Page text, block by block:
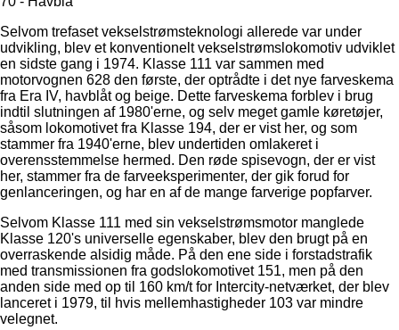
Selvom trefaset vekselstrømsteknologi allerede var under
udvikling, blev et konventionelt vekselstrømslokomotiv udviklet
en sidste gang i 1974. Klasse 111 var sammen med
motorvognen 628 den første, der optrådte i det nye farveskema
fra Era IV, havblåt og beige. Dette farveskema forblev i brug
indtil slutningen af ​​1980'erne, og selv meget gamle køretøjer,
såsom lokomotivet fra Klasse 194, der er vist her, og som
stammer fra 1940'erne, blev undertiden omlakeret i
overensstemmelse hermed. Den røde spisevogn, der er vist
her, stammer fra de farveeksperimenter, der gik forud for
genlanceringen, og har en af ​​de mange farverige popfarver.
Selvom Klasse 111 med sin vekselstrømsmotor manglede
Klasse 120's universelle egenskaber, blev den brugt på en
overraskende alsidig måde. På den ene side i forstadstrafik
med transmissionen fra godslokomotivet 151, men på den
anden side med op til 160 km/t for Intercity-netværket, der blev
lanceret i 1979, til hvis mellemhastigheder 103 var mindre
velegnet.